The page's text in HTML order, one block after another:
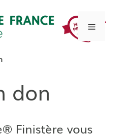
Menu
don
Finistère vous